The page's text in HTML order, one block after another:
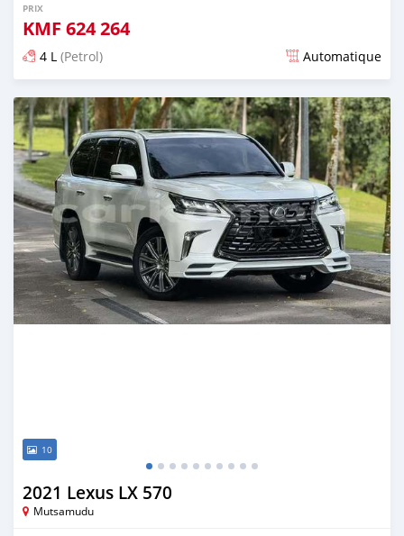
PRIX
KMF 624 264
4 L (Petrol) Automatique
Publié il y a 6 mois
10
2021 Lexus LX 570
Mutsamudu